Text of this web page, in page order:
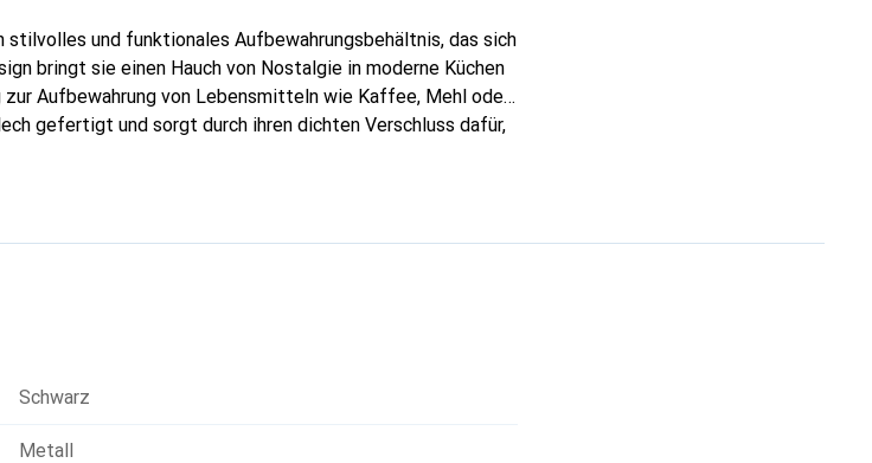
und funktionales Aufbewahrungsbehältnis, das sich
bringt sie einen Hauch von Nostalgie in moderne Küchen
Aufbewahrung von Lebensmitteln wie Kaffee, Mehl oder
gefertigt und sorgt durch ihren dichten Verschluss dafür,
als auch funktional. Die Kombination aus
Schwarz
Metall